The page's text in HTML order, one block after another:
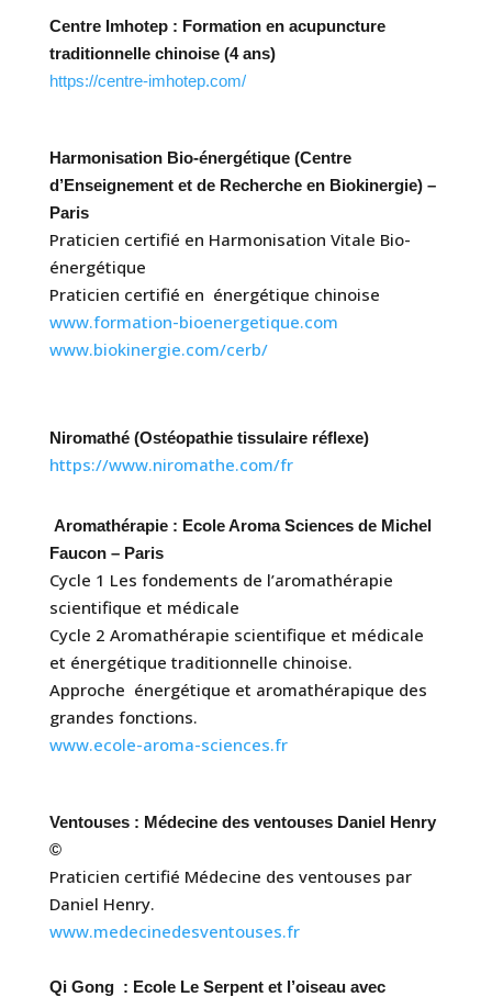
Centre Imhotep : Formation en acupuncture
traditionnelle chinoise (4 ans)
https://centre-imhotep.com/
Harmonisation Bio-énergétique (Centre
d’Enseignement et de Recherche en Biokinergie) –
Paris
Praticien certifié en Harmonisation Vitale Bio-
énergétique
Praticien certifié en énergétique chinoise
www.formation-bioenergetique.com
www.biokinergie.com/cerb/
Niromathé (Ostéopathie tissulaire réflexe)
https://www.niromathe.com/fr
Aromathérapie : Ecole Aroma Sciences de Michel
Faucon – Paris
Cycle 1 Les fondements de l’aromathérapie
scientifique et médicale
Cycle 2 Aromathérapie scientifique et médicale
et énergétique traditionnelle chinoise.
Approche énergétique et aromathérapique des
grandes fonctions.
www.ecole-aroma-sciences.fr
Ventouses : Médecine des ventouses Daniel Henry
©
Praticien certifié Médecine des ventouses par
Daniel Henry.
www.medecinedesventouses.fr
Qi Gong : Ecole Le Serpent et l’oiseau avec